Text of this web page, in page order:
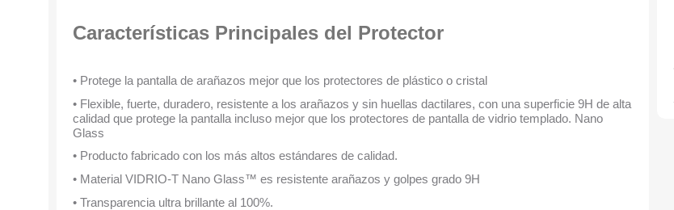
Características Principales del Protector
• Protege la pantalla de arañazos mejor que los protectores de plástico o cristal
• Flexible, fuerte, duradero, resistente a los arañazos y sin huellas dactilares, con una superficie 9H de alta
calidad que protege la pantalla incluso mejor que los protectores de pantalla de vidrio templado. Nano
Glass
• Producto fabricado con los más altos estándares de calidad.
• Material VIDRIO-T Nano Glass™ es resistente arañazos y golpes grado 9H
• Transparencia ultra brillante al 100%.